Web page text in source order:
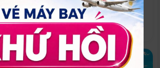
Spa Phu
Phú Quốc